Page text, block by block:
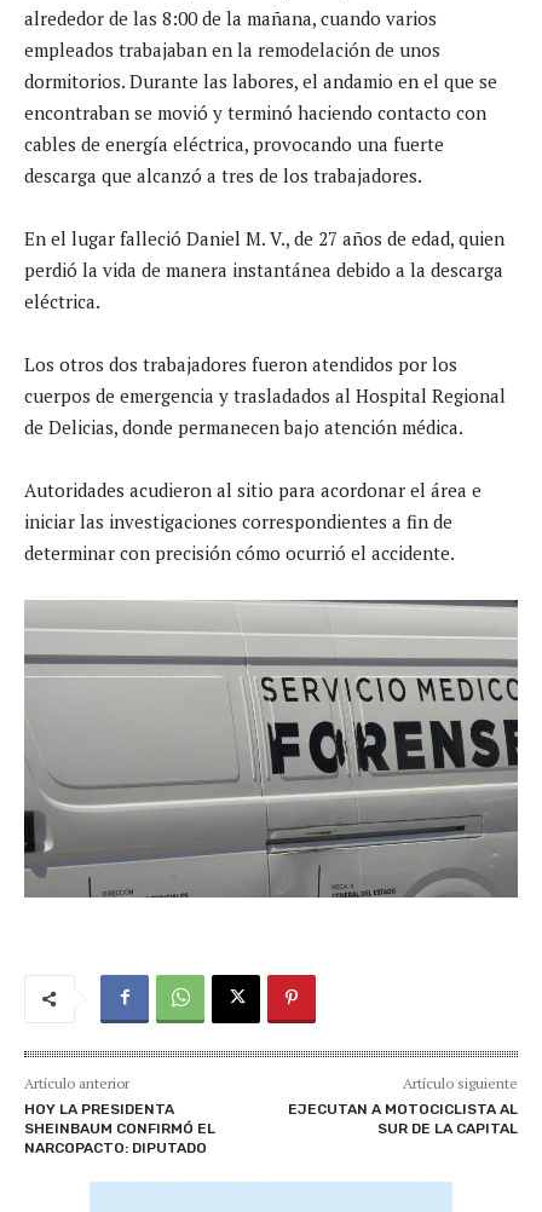
alrededor de las 8:00 de la mañana, cuando varios
empleados trabajaban en la remodelación de unos
dormitorios. Durante las labores, el andamio en el que se
encontraban se movió y terminó haciendo contacto con
cables de energía eléctrica, provocando una fuerte
descarga que alcanzó a tres de los trabajadores.
En el lugar falleció Daniel M. V., de 27 años de edad, quien
perdió la vida de manera instantánea debido a la descarga
eléctrica.
Los otros dos trabajadores fueron atendidos por los
cuerpos de emergencia y trasladados al Hospital Regional
de Delicias, donde permanecen bajo atención médica.
Autoridades acudieron al sitio para acordonar el área e
iniciar las investigaciones correspondientes a fin de
determinar con precisión cómo ocurrió el accidente.
Artículo anterior
HOY LA PRESIDENTA
SHEINBAUM CONFIRMÓ EL
NARCOPACTO: DIPUTADO
Artículo siguiente
EJECUTAN A MOTOCICLISTA AL
SUR DE LA CAPITAL